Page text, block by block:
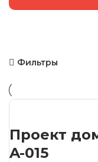
Фильтры
Проект
A-015